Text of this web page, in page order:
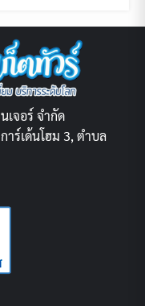
เจอร์ จำกัด
ร์เด้นโฮม 3, ตำบล